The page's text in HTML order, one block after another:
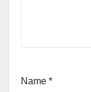
Name *